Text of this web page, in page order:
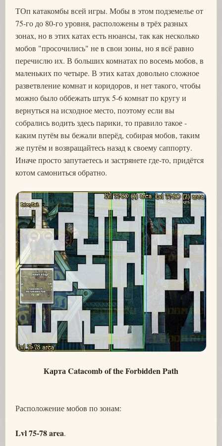
ТОп катакомбы всей игры. Мобы в этом подземелье от
75-го до 80-го уровня, расположены в трёх разных
зонах, но в этих катах есть нюансы, так как несколько
мобов "просочились" не в свои зоны, но я всё равно
перечислю их. В больших комнатах по восемь мобов, в
маленьких по четыре. В этих катах довольно сложное
разветвление комнат и коридоров, и нет такого, чтобы
можно было оббежать штук 5-6 комнат по кругу и
вернуться на исходное место, поэтому если вы
собрались водить здесь парики, то правило такое -
каким путём вы бежали вперёд, собирая мобов, таким
же путём и возвращайтесь назад к своему саппорту.
Иначе просто запутаетесь и застрянете где-то, придётся
котом самониться обратно.
Карта Catacomb of the Forbidden Path
Расположение мобов по зонам:
Lvl 75-78 area.